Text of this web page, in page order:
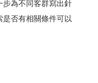
為不同客群寫出針
否有相關條件可以